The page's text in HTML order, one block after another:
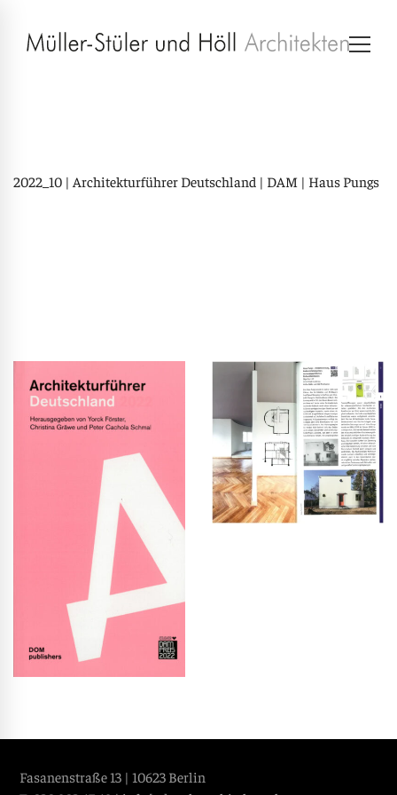
2022_10 | Architekturführer Deutschland | DAM | Haus Pungs
Fasanenstraße 13 | 10623 Berlin